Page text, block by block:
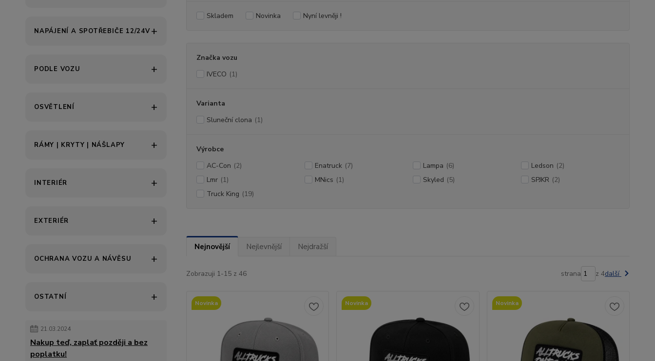
NAPÁJENÍ A SPOTŘEBIČE 12/24V
PODLE VOZU
OSVĚTLENÍ
RÁMY | KRYTY | NÁŠLAPY
INTERIÉR
EXTERIÉR
OCHRANA VOZU A NÁVĚSU
OSTATNÍ
21.03.2024
Nakup teď, zaplať později a bez
poplatku!
Skladem Novinka Nyní levněji !
Značka vozu
IVECO (1)
Varianta
Sluneční clona (1)
Výrobce
AC-Con (2) Enatruck (7) Lampa (6) Ledson (2)
Lmr (1) MNics (1) Skyled (5) SPJKR (2)
Truck King (19)
Nejnovější Nejlevnější Nejdražší
Zobrazuji 1-15 z 46 strana z 4další
Novinka Novinka Novinka